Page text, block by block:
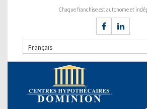
Chaque franchise est autonome et
Français